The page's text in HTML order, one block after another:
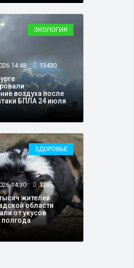
ЭКОЛОГИЯ
14:48 13430
воздуха после
БПЛА 24 июля
ЗДОРОВЬЕ
14:30 1265
жителей
области
от укусов
полгода